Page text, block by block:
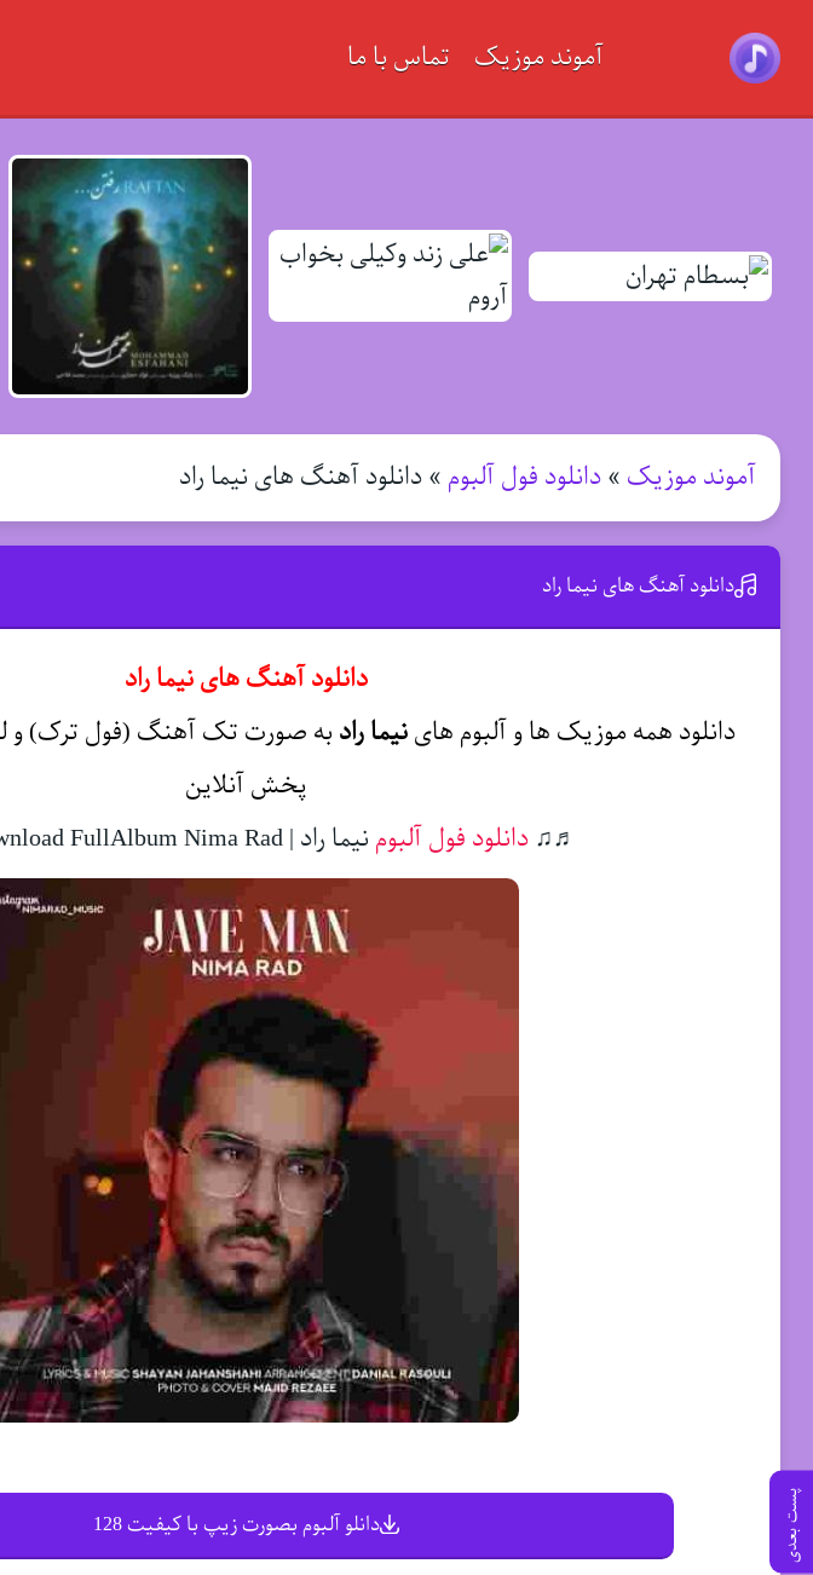
آموند موزیک تماس با ما
آموند موزیک »دانلود فول آلبوم »دانلود آهنگ های نیما راد
پست بعدی
دانلود آهنگ های نیما راد
دانلود آهنگ های نیما راد
دانلود همه موزیک ها و آلبوم هاینیما راد به صورت تک آهنگ (فول ترک) و
پخش آنلاین
♬♫ دانلود فول آلبوم نیما راد | Download FullAlbum Nima Rad ♬♫
دانلو آلبوم بصورت زیپ با کیفیت 128